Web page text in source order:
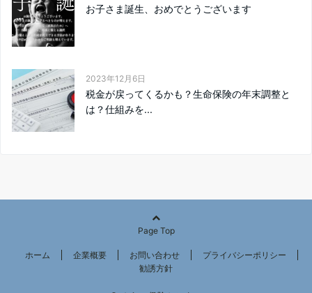
お子さま誕生、おめでとうございます
2023年12月6日
税金が戻ってくるかも？生命保険の年末調整と
は？仕組みを...
Page Top
ホーム 企業概要 お問い合わせ
プライバシーポリシー
勧誘方針